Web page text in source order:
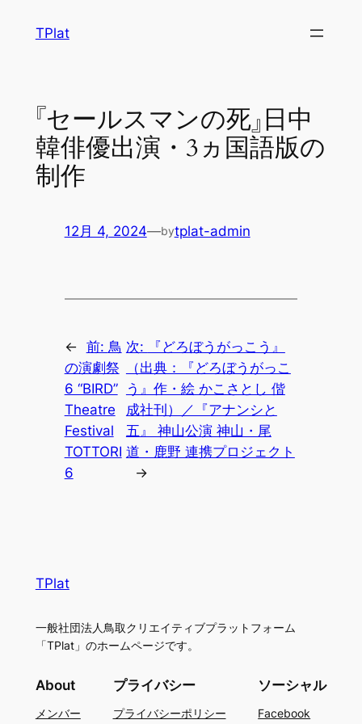
TPlat
『セールスマンの死』日中
韓俳優出演・3ヵ国語版の
制作
12月 4, 2024—bytplat-admin
← 前: 鳥
の演劇祭
6 “BIRD”
Theatre
Festival
TOTTORI
6
次:
『どろぼうがっこう』
（出典：『どろぼうがっこ
う』作・絵 かこさとし 偕
成社刊）／『アナンシと
五』 神山公演 神山・尾
道・鹿野 連携プロジェクト
→
TPlat
一般社団法人鳥取クリエイティブプラットフォーム
「TPlat」のホームページです。
About
メンバー
プライバシー
プライバシーポリシー
ソーシャル
Facebook